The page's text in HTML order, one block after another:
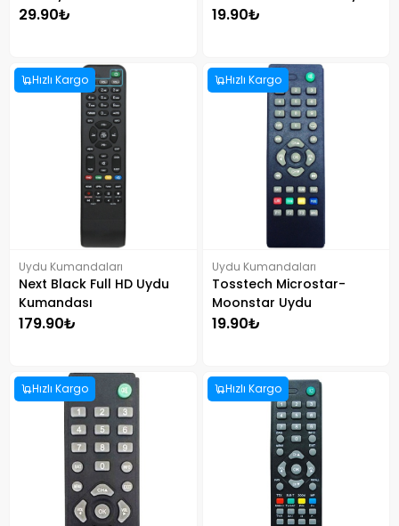
29.90₺
Kumandası
19.90₺
Hızlı Kargo
Uydu Kumandaları
Next Black Full HD Uydu
Kumandası
179.90₺
Hızlı Kargo
Uydu Kumandaları
Tosstech Microstar-
Moonstar Uydu
Kumandası
19.90₺
Hızlı Kargo Hızlı Kargo